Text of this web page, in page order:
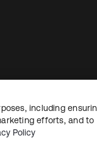
プライバシーポリシー
including
efforts, and
Policy